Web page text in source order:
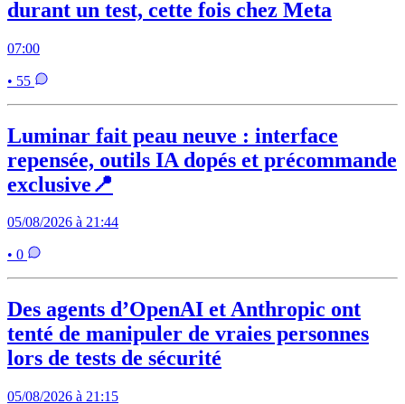
durant un test, cette fois chez Meta
07:00
• 55
Luminar fait peau neuve : interface
repensée, outils IA dopés et précommande
exclusive📍
05/08/2026 à 21:44
• 0
Des agents d’OpenAI et Anthropic ont
tenté de manipuler de vraies personnes
lors de tests de sécurité
05/08/2026 à 21:15